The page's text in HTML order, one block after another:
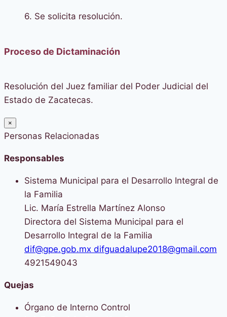
6. Se solicita resolución.
Proceso de Dictaminación
Resolución del Juez familiar del Poder Judicial del
Estado de Zacatecas.
×
Personas Relacionadas
Responsables
Sistema Municipal para el Desarrollo Integral de
la Familia
Lic. María Estrella Martínez Alonso
Directora del Sistema Municipal para el
Desarrollo Integral de la Familia
dif@gpe.gob.mx difguadalupe2018@gmail.com
4921549043
Quejas
Órgano de Interno Control